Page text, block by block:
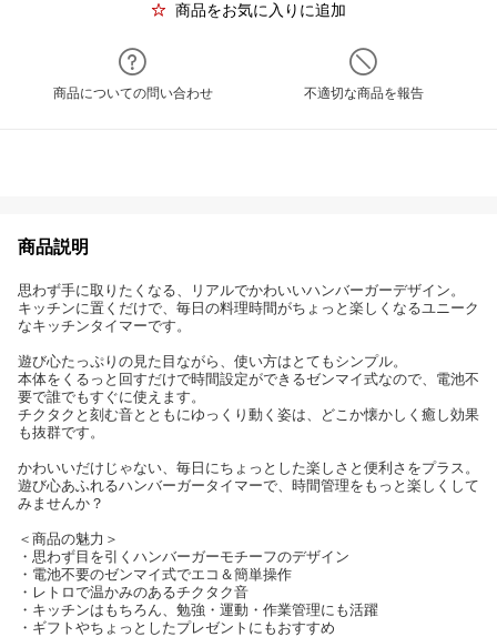
商品をお気に入りに追加
商品についての問い合わせ 不適切な商品を報告
商品説明
思わず手に取りたくなる、リアルでかわいいハンバーガーデザイン。
キッチンに置くだけで、毎日の料理時間がちょっと楽しくなるユニーク
なキッチンタイマーです。
遊び心たっぷりの見た目ながら、使い方はとてもシンプル。
本体をくるっと回すだけで時間設定ができるゼンマイ式なので、電池不
要で誰でもすぐに使えます。
チクタクと刻む音とともにゆっくり動く姿は、どこか懐かしく癒し効果
も抜群です。
かわいいだけじゃない、毎日にちょっとした楽しさと便利さをプラス。
遊び心あふれるハンバーガータイマーで、時間管理をもっと楽しくして
みませんか？
＜商品の魅力＞
・思わず目を引くハンバーガーモチーフのデザイン
・電池不要のゼンマイ式でエコ＆簡単操作
・レトロで温かみのあるチクタク音
・キッチンはもちろん、勉強・運動・作業管理にも活躍
・ギフトやちょっとしたプレゼントにもおすすめ